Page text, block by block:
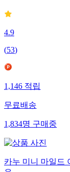
4.9
(53)
1,146적립
무료배송
1,834명구매중
카누 미니 마일드